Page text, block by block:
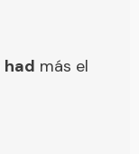
had más el